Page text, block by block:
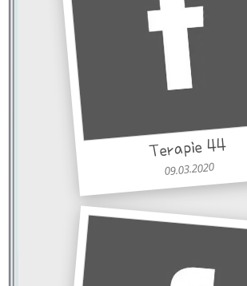
Terapie 44
09.03.2020